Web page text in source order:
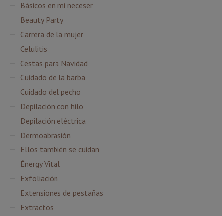
Básicos en mi neceser
Beauty Party
Carrera de la mujer
Celulitis
Cestas para Navidad
Cuidado de la barba
Cuidado del pecho
Depilación con hilo
Depilación eléctrica
Dermoabrasión
Ellos también se cuidan
Énergy Vital
Exfoliación
Extensiones de pestañas
Extractos